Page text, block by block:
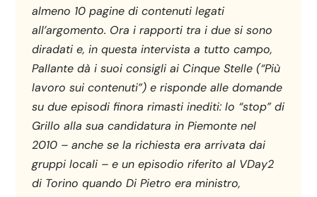
almeno 10 pagine di contenuti legati
all’argomento. Ora i rapporti tra i due si sono
diradati e, in questa intervista a tutto campo,
Pallante dà i suoi consigli ai Cinque Stelle (“Più
lavoro sui contenuti”) e risponde alle domande
su due episodi finora rimasti inediti: lo “stop” di
Grillo alla sua candidatura in Piemonte nel
2010 – anche se la richiesta era arrivata dai
gruppi locali – e un episodio riferito al VDay2
di Torino quando Di Pietro era ministro,